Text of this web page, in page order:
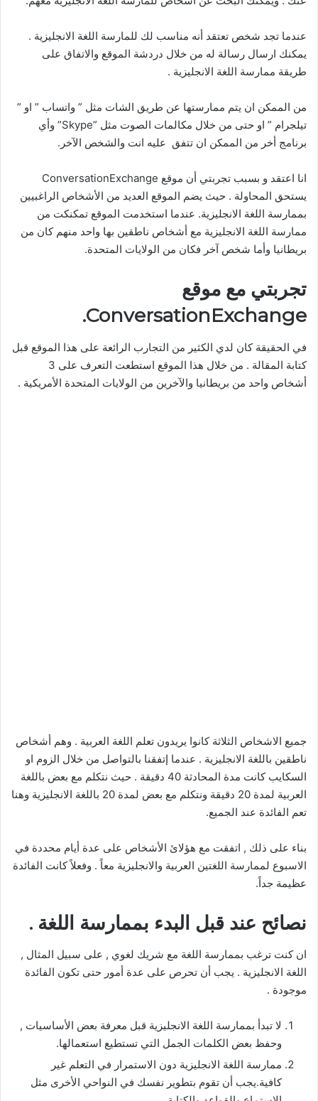
عندما تجد شخص تعتقد أنه مناسب لك للمارسة اللغة الانجليزية .
يمكنك ارسال رسالة له من خلال دردشة الموقع والاتفاق على
طريقة ممارسة اللغة الانجليزية .
من الممكن ان يتم ممارستها عن طريق الشات مثل ” واتساب ” او ”
تيلجرام ” او حتى من خلال مكالمات الصوت مثل ”Skype” وأي
برنامج أخر من الممكن ان تتفق عليه انت والشخص الآخر.
انا اعتقد و بسبب تجربتي أن موقع ConversationExchange
يستحق المحاولة . حيث يضم الموقع العديد من الأشخاص الراغبيين
بممارسة اللغة الانجليزية. عندما استخدمت الموقع تمكنكت من
ممارسة اللغة الانجليزية مع أشخاص ناطقين بها واحد منهم كان من
بريطانيا وأما شخص آخر فكان من الولايات المتحدة.
تجربتي مع موقع
ConversationExchange.
في الحقيقة كان لدي الكثير من التجارب الرائعة على هذا الموقع قبل
كتابة المقالة . من خلال هذا الموقع استطعت التعرف على 3
أشخاص واحد من بريطانيا والآخرين من الولايات المتحدة الأمريكية .
جميع الاشخاص الثلاثة كانوا يريدون تعلم اللغة العربية . وهم أشخاص
ناطقين باللغة الانجليزية . عندما إتفقنا بالتواصل من خلال الزوم او
السكايب كانت مدة المحادثة 40 دقيقة . حيث نتكلم مع بعض باللغة
العربية لمدة 20 دقيقة ونتكلم مع بعض لمدة 20 باللغة الانجليزية وهنا
تعم الفائدة عند الجميع.
بناء على ذلك , اتفقت مع هؤلائ الأشخاص على عدة أيام محددة في
الاسبوع لممارسة اللغتين العربية والانجليزية معاً . وفعلاً كانت الفائدة
عظيمة جداً.
نصائح عند قبل البدء بممارسة اللغة .
ان كنت ترغب بممارسة اللغة مع شريك لغوي , على سبيل المثال ,
اللغة الانجليزية . يجب أن تحرص على عدة أمور حتى تكون الفائدة
موجودة .
لا تبدأ بممارسة اللغة الانجليزية قبل معرفة بعض الأساسيات ,
وحفظ بعض الكلمات الجمل التي تستطيع استعمالها.
ممارسة اللغة الانجليزية دون الاستمرار في التعلم غير
كافية.يجب أن تقوم بتطوير نفسك في النواحي الأخرى مثل